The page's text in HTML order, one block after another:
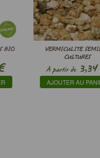
BIO
VERMICULITE
CULTURES
À partir de3,34
AJOUTER AU